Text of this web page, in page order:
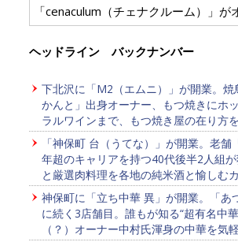
「cenaculum（チェナクルーム）」が
ヘッドライン バックナンバー
下北沢に「M2（エムニ）」が開業。焼
かんと」出身オーナー、もつ焼きにホ
ラルワインまで、もつ焼き屋の在り方
「神保町 台（うてな）」が開業。老舗
年超のキャリアを持つ40代後半2人組
と厳選肉料理を各地の純米酒と愉しむ
神保町に「立ち中華 異」が開業。「あ
に続く3店舗目。誰もが知る“超有名中
（？）オーナー中村氏渾身の中華を気